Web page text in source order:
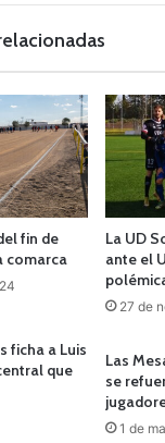
fin de
comarca
La UD
ante el
27 de
ficha a Luis
que
Las
se
1 de